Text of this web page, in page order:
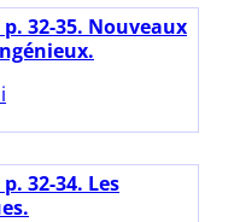
32-35. Nouveaux
32-34. Les